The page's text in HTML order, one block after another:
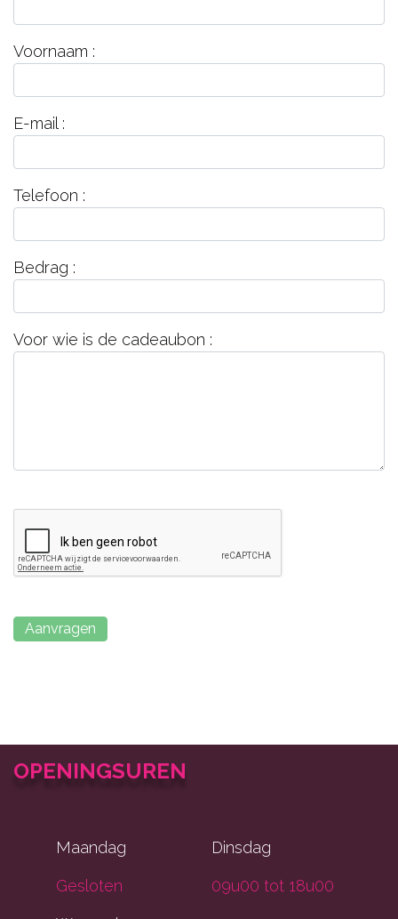
Voornaam :
E-mail :
Telefoon :
Bedrag :
Voor wie is de cadeaubon :
OPENINGSUREN
Maandag
Gesloten
Dinsdag
09u00 tot 18u00